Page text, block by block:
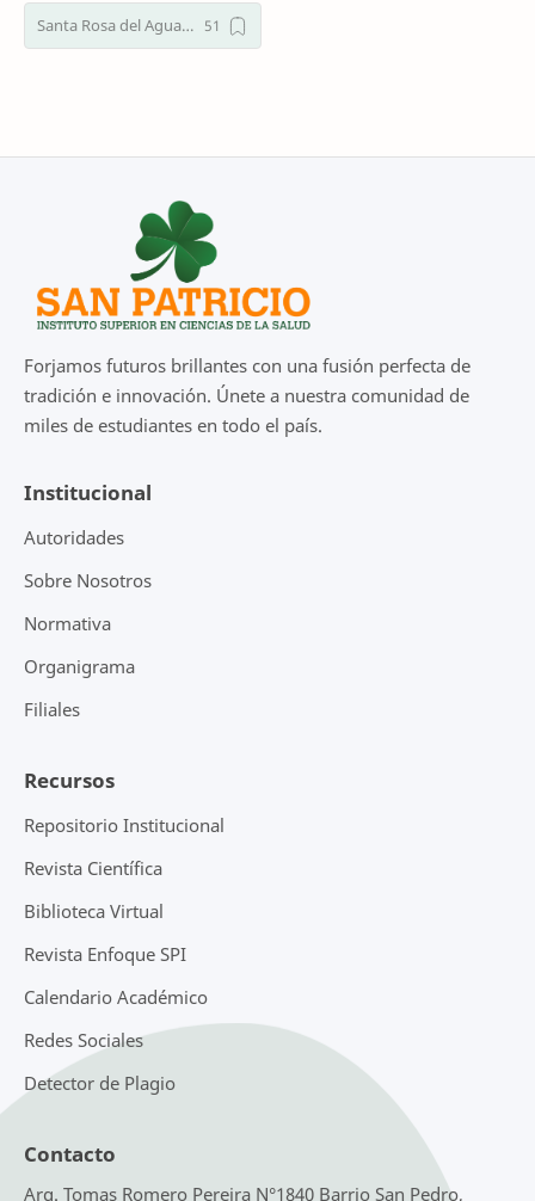
Santa Rosa del Aguaray
Forjamos futuros brillantes con una fusión perfecta de
tradición e innovación. Únete a nuestra comunidad de
miles de estudiantes en todo el país.
Institucional
Autoridades
Sobre Nosotros
Normativa
Organigrama
Filiales
Recursos
Repositorio Institucional
Revista Científica
Biblioteca Virtual
Revista Enfoque SPI
Calendario Académico
Redes Sociales
Detector de Plagio
Contacto
Arq. Tomas Romero Pereira N°1840 Barrio San Pedro,